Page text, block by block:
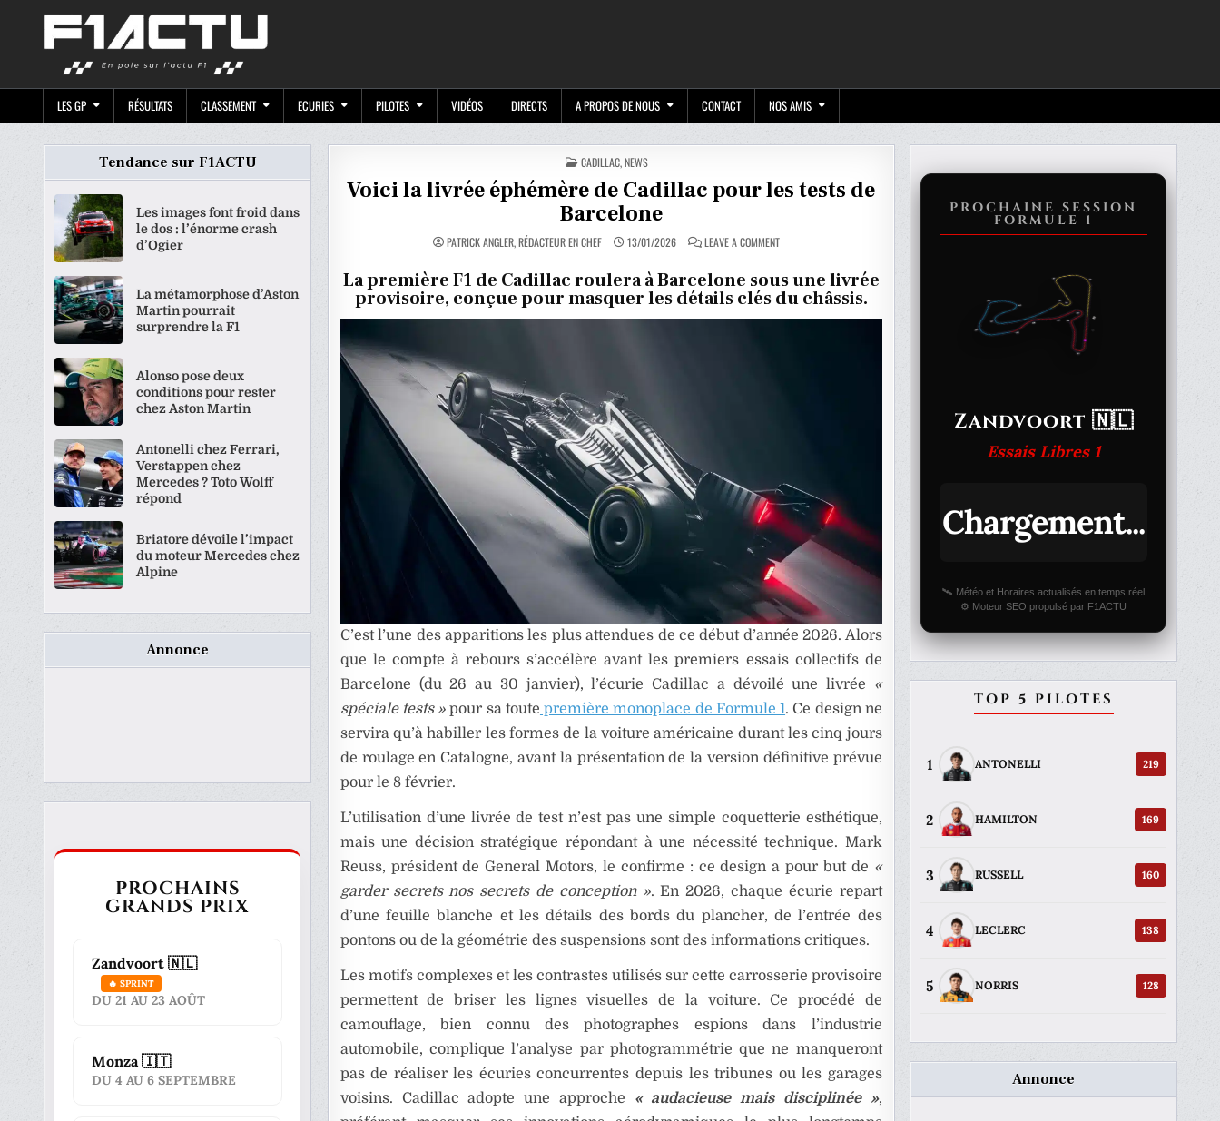
LES GP RÉSULTATS CLASSEMENT ECURIES PILOTES VIDÉOS DIRECTS A PROPOS DE NOUS CONTACT NOS AMIS
POSTED
IN
CADILLAC,NEWS
Voici la livrée éphémère de Cadillac pour les tests de
Barcelone
PATRICK ANGLER, RÉDACTEUR EN CHEF 13/01/2026 LEAVE A COMMENTON
LIVRÉE
ÉPHÉMÈRE
DE
CADILLAC
POUR
La première F1 de Cadillac roulera à Barcelone sous une livrée
provisoire, conçue pour masquer les détails clés du châssis.
C’est l’une des apparitions les plus attendues de ce début d’année 2026. Alors
que le compte à rebours s’accélère avant les premiers essais collectifs de
Barcelone (du 26 au 30 janvier), l’écurie Cadillac a dévoilé une livrée «
spéciale tests » pour sa toute première monoplace de Formule 1. Ce design ne
servira qu’à habiller les formes de la voiture américaine durant les cinq jours
de roulage en Catalogne, avant la présentation de la version définitive prévue
pour le 8 février.
L’utilisation d’une livrée de test n’est pas une simple coquetterie esthétique,
mais une décision stratégique répondant à une nécessité technique. Mark
Reuss, président de General Motors, le confirme : ce design a pour but de «
garder secrets nos secrets de conception ». En 2026, chaque écurie repart
d’une feuille blanche et les détails des bords du plancher, de l’entrée des
pontons ou de la géométrie des suspensions sont des informations critiques.
Les motifs complexes et les contrastes utilisés sur cette carrosserie provisoire
permettent de briser les lignes visuelles de la voiture. Ce procédé de
camouflage, bien connu des photographes espions dans l’industrie
automobile, complique l’analyse par photogrammétrie que ne manqueront
pas de réaliser les écuries concurrentes depuis les tribunes ou les garages
voisins. Cadillac adopte une approche « audacieuse mais disciplinée »,
Tendance sur F1ACTU
Les images font froid dans
le dos : l’énorme crash
d’Ogier
La métamorphose d’Aston
Martin pourrait
surprendre la F1
Alonso pose deux
conditions pour rester
chez Aston Martin
Antonelli chez Ferrari,
Verstappen chez
Mercedes ? Toto Wolff
répond
Briatore dévoile l’impact
du moteur Mercedes chez
Alpine
Annonce
PROCHAINS
GRANDS PRIX
Zandvoort 🇳🇱
🔥 SPRINT
DU 21 AU 23 AOÛT
Monza 🇮🇹
DU 4 AU 6 SEPTEMBRE
PROCHAINE SESSION
FORMULE 1
Zandvoort 🇳🇱
Essais Libres 1
Chargement...
🛰️ Météo et Horaires actualisés en temps réel
⚙️ Moteur SEO propulsé par F1ACTU
TOP 5 PILOTES
1 ANTONELLI 219
2 HAMILTON 169
3 RUSSELL 160
4 LECLERC 138
5 NORRIS 128
Annonce